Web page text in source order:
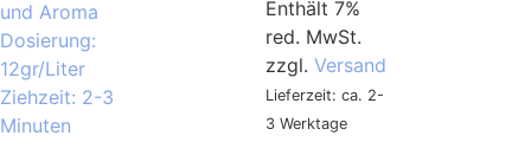
Enthält 7%
red. MwSt.
zzgl. Versand
Lieferzeit: ca. 2-
3 Werktage